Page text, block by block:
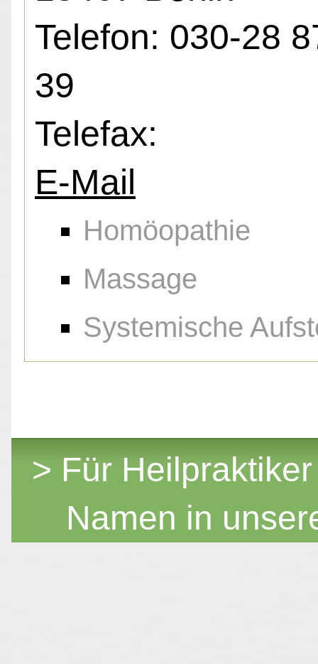
Telefon: 030-28
39
Telefax:
E-Mail
Homöopathie
Massage
Systemische
> Für
Namen in